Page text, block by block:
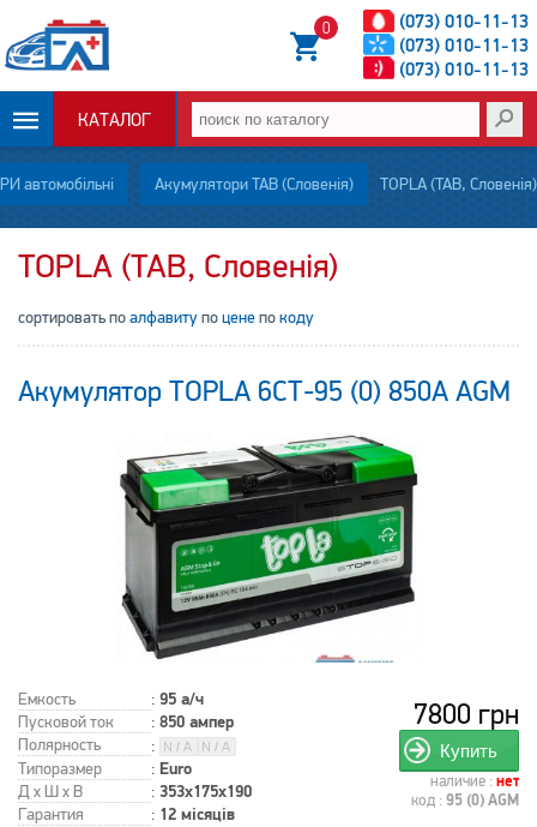
(073) 010-11-13
(073) 010-11-13
(073) 010-11-13
0
КАТАЛОГ
ОПЛАТА И
ДОСТАВКА
СТАТЬИ
О НАС
автомобільні Акумулятори TAB (Словенія) TOPLA (TAB, Словенія)
TOPLA (TAB, Словенія)
сортировать поалфавитупоценепокоду
Акумулятор TOPLA 6СТ-95 (0) 850А AGM
Емкость : 95 а/ч
Пусковой ток : 850 ампер
Полярность
:
Типоразмер
: Euro
Д x Ш x В : 353x175x190
Гарантия : 12 місяців
7800 грн
Купить
наличие : нет
код : 95 (0) AGM